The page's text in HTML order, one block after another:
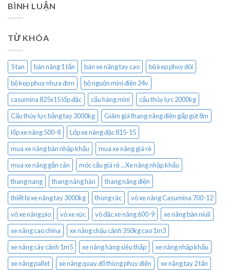
BÌNH LUẬN
TỪ KHÓA
5 tan bàn nâng 1 tấn bán xe nâng tay cao
bộ kep phuy đôi
bộ kẹp phuy nhựa đơn
bộ nguộn mini điện 24v
casumina 825x15 lốp đặc
cẩu hàng mini
cẩu thủy lực 2000kg
Cẩu thủy lực bằng tay 3000kg
Giảm giá thang nâng điện gấp gút 8m
lốp xe nâng 500-8
Lốp xe nâng đặc 815-15
mua xe nâng bàn nhập khẩu
mua xe nâng giá rẻ
mua xe nâng gắn cân
móc cẩu giá rẻ ...Xe nâng nhập khẩu
thang nang
thang nâng hàn
thang nâng điện
thiết bị xe nâng tay 3000kg
thùng rác
vỏ xe nâng Casumina 700-12
vỏ xe nâng pio
vỏ xe xúc vỏ đặc xe nâng 600-9
xe nâng bàn niuli
xe nâng cao china
xe nâng chậu cảnh 350kg cao 1m3
xe nâng cây cảnh 1m5
xe nâng hàng siêu thấp
xe nâng nhập khẩu
xe nâng pallet
xe nâng quay đổ thùng phuy điện
xe nâng tay 2 tấn